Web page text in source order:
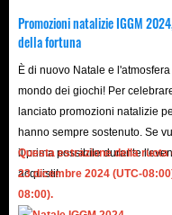
The platform offers
one live matches,
opponents or teaming
social interaction.
in online parties, and
time, users can send
Live hosts to enhance
Promozioni natalizie IGGM
della fortuna
È di nuovo Natale e
mondo dei giochi! Per
lanciato promozioni natalizie
hanno sempre sostenuto. Se
il ​​prima possibile durante
acquisti!
Questa estrazione della ruota
23 dicembre 2024 (UTC-
08:00).